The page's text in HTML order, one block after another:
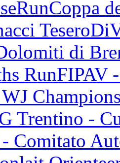
Coppa
Tesero
di
RunFIPAV
Trentino -
Comitato